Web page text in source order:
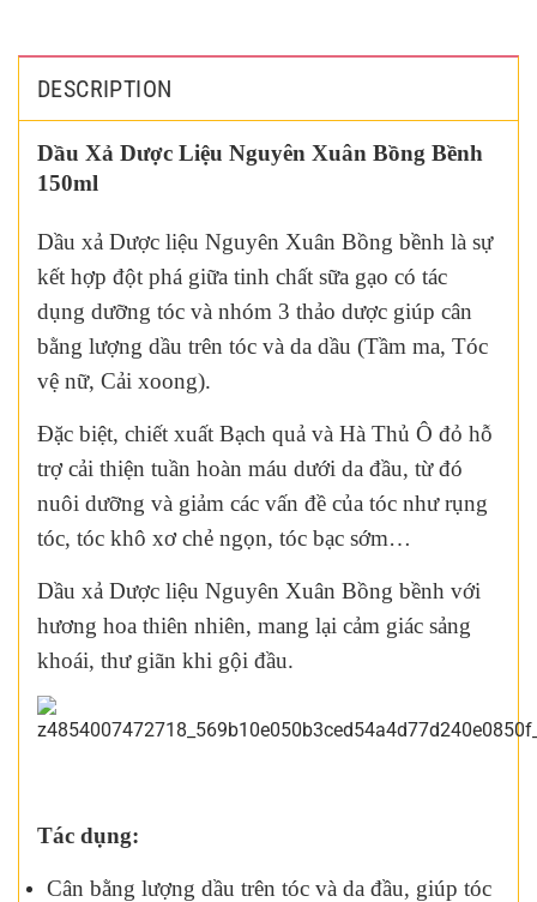
DESCRIPTION
Dầu Xả Dược Liệu Nguyên Xuân Bồng Bềnh
150ml
Dầu xả Dược liệu Nguyên Xuân Bồng bềnh là sự
kết hợp đột phá giữa tinh chất sữa gạo có tác
dụng dưỡng tóc và nhóm 3 thảo dược giúp cân
bằng lượng dầu trên tóc và da dầu (Tầm ma, Tóc
vệ nữ, Cải xoong).
Đặc biệt, chiết xuất Bạch quả và Hà Thủ Ô đỏ hỗ
trợ cải thiện tuần hoàn máu dưới da đầu, từ đó
nuôi dưỡng và giảm các vấn đề của tóc như rụng
tóc, tóc khô xơ chẻ ngọn, tóc bạc sớm…
Dầu xả Dược liệu Nguyên Xuân Bồng bềnh với
hương hoa thiên nhiên, mang lại cảm giác sảng
khoái, thư giãn khi gội đầu.
Tác dụng:
Cân bằng lượng dầu trên tóc và da đầu, giúp tóc